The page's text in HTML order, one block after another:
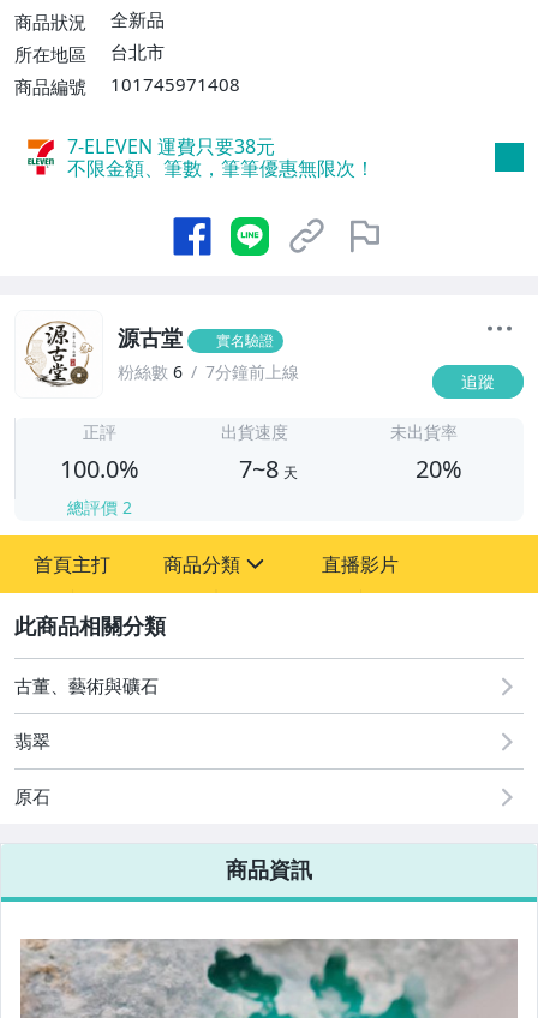
運費$60、滿5件或消費滿$1298免運
費】、宅配/貨運【單件運費$120、滿5件
商品狀況
全新品
所在地區
台北市
商品編號
101745971408
7-ELEVEN 運費只要38元
不限金額、筆數，筆筆優惠無限次！
源古堂 實名驗證
粉絲數 6 7分鐘前上線 追蹤
正評
100.0%
總評價 2
出貨速度
7~8 天
未出貨率
20%
首頁主打 商品分類
古董、藝術與礦石
手錶與飾品配件
直播影片
古董、藝術與礦石
翡翠
原石
商品資訊